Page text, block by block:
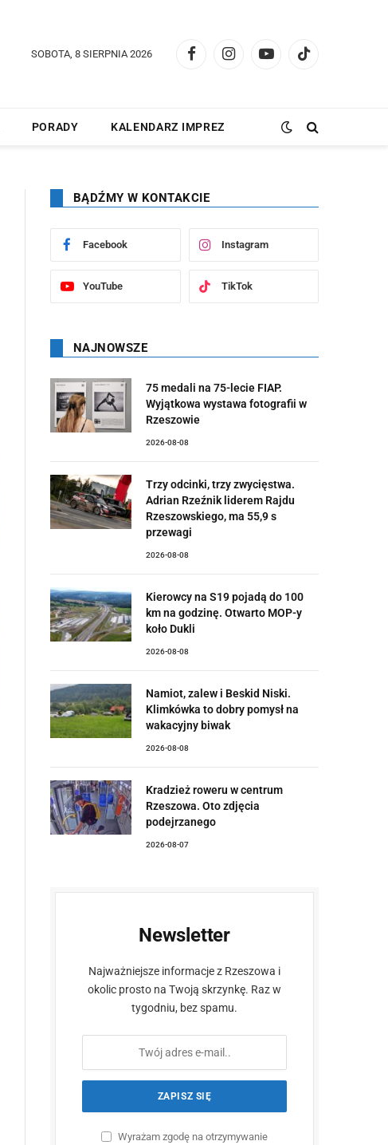
SOBOTA, 8 SIERPNIA 2026
FacebookInstagramYouTubeTikTok
PORADY KALENDARZ IMPREZ
BĄDŹMY W KONTAKCIE
Facebook Instagram
YouTube TikTok
NAJNOWSZE
75 medali na 75-lecie FIAP.
Wyjątkowa wystawa fotografii w
Rzeszowie
2026-08-08
Trzy odcinki, trzy zwycięstwa.
Adrian Rzeźnik liderem Rajdu
Rzeszowskiego, ma 55,9 s
przewagi
2026-08-08
Kierowcy na S19 pojadą do 100
km na godzinę. Otwarto MOP-y
koło Dukli
2026-08-08
Namiot, zalew i Beskid Niski.
Klimkówka to dobry pomysł na
wakacyjny biwak
2026-08-08
Kradzież roweru w centrum
Rzeszowa. Oto zdjęcia
podejrzanego
2026-08-07
Newsletter
Najważniejsze informacje z Rzeszowa i
okolic prosto na Twoją skrzynkę. Raz w
tygodniu, bez spamu.
Wyrażam zgodę na otrzymywanie